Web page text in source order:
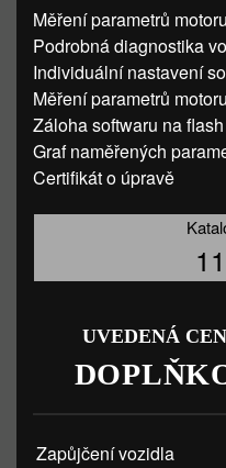
Měření parametrů
Podrobná diagnostika
Individuální nastavení
Měření parametrů
Záloha softwaru na
Graf naměřených
Certifikát o úpravě
UVEDENÁ
Zapůjčení vozidla